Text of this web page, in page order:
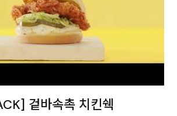
겉바속촉 치킨쉑